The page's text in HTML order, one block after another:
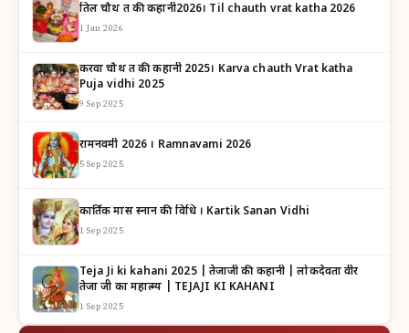
तिल चौथ व्रत की कहानी2026। Til chauth vrat katha 2026
1 Jan 2026
करवा चौथ व्रत की कहानी 2025। Karva chauth Vrat katha
Puja vidhi 2025
9 Sep 2025
रामनवमी 2026 । Ramnavami 2026
5 Sep 2025
कार्तिक मास स्नान की विधि । Kartik Sanan Vidhi
1 Sep 2025
Teja Ji ki kahani 2025 | तेजाजी की कहानी | लोकदेवता वीर
तेजा जी का महात्म्य | TEJAJI KI KAHANI
1 Sep 2025